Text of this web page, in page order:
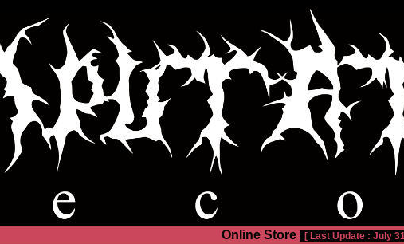
Online Store [ Last Update : July